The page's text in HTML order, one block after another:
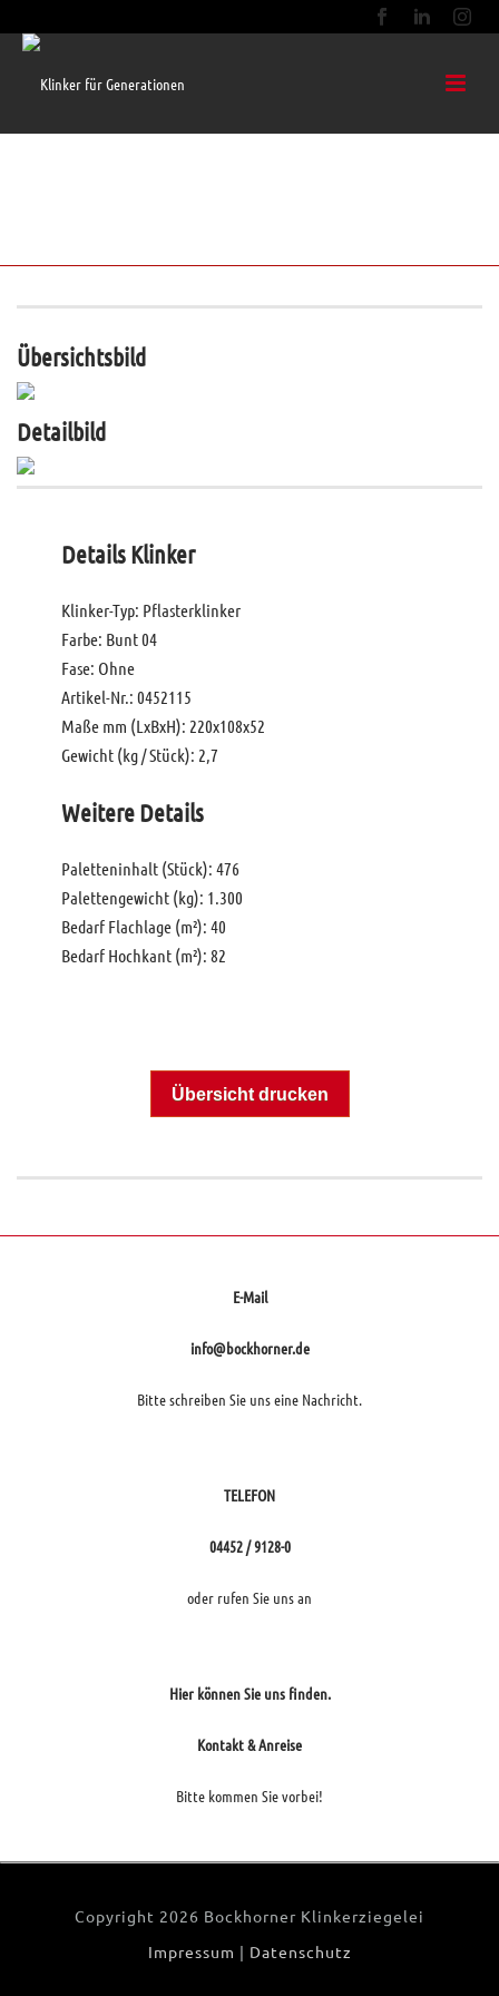
Übersichtsbild
Detailbild
Details Klinker
Klinker-Typ: Pflasterklinker
Farbe: Bunt 04
Fase: Ohne
Artikel-Nr.: 0452115
Maße mm (LxBxH): 220x108x52
Gewicht (kg / Stück): 2,7
Weitere Details
Paletteninhalt (Stück): 476
Palettengewicht (kg): 1.300
Bedarf Flachlage (m²): 40
Bedarf Hochkant (m²): 82
Übersicht drucken
E-Mail
info@bockhorner.de
Bitte schreiben Sie uns eine Nachricht.
TELEFON
04452 / 9128-0
oder rufen Sie uns an
Hier können Sie uns finden.
Kontakt & Anreise
Bitte kommen Sie vorbei!
Copyright 2026 Bockhorner Klinkerziegelei
Impressum | Datenschutz